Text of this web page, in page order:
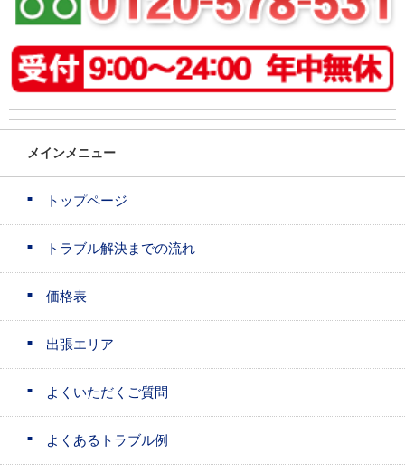
メインメニュー
トップページ
トラブル解決までの流れ
価格表
出張エリア
よくいただくご質問
よくあるトラブル例